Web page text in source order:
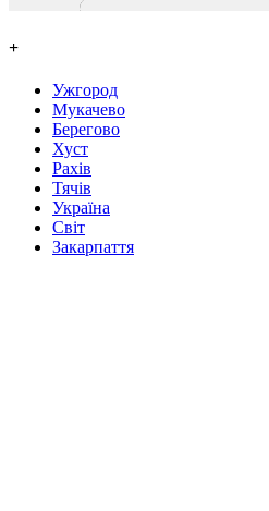
+
Ужгород
Мукачево
Берегово
Хуст
Рахів
Тячів
Україна
Світ
Закарпаття